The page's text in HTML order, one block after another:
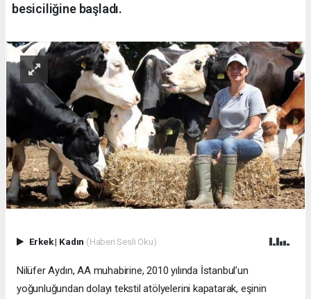
besiciliğine başladı.
Erkek| Kadın (Haberi Sesli Oku)
Nilüfer Aydın, AA muhabirine, 2010 yılında İstanbul’un
yoğunluğundan dolayı tekstil atölyelerini kapatarak, eşinin